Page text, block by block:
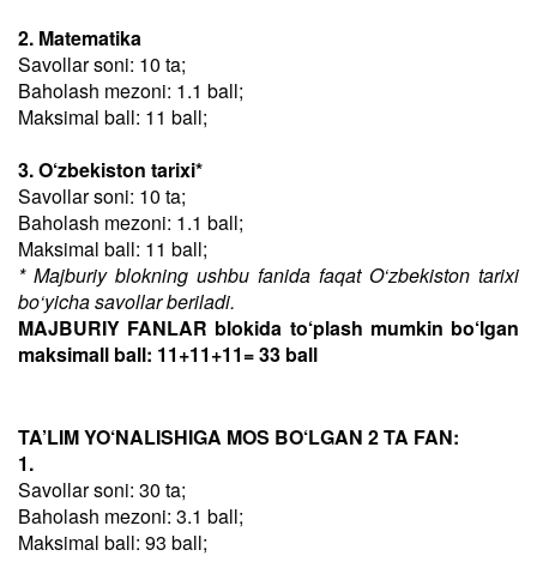
2. Matematika
Savollar soni: 10 ta;
Baholash mezoni: 1.1 ball;
Maksimal ball: 11 ball;
3. O‘zbekiston tarixi*
Savollar soni: 10 ta;
Baholash mezoni: 1.1 ball;
Maksimal ball: 11 ball;
* Majburiy blokning ushbu fanida faqat O‘zbekiston tarixi
bo‘yicha savollar beriladi.
MAJBURIY FANLAR blokida to‘plash mumkin bo‘lgan
maksimall ball: 11+11+11= 33 ball
TA’LIM YO‘NALISHIGA MOS BO‘LGAN 2 TA FAN:
1.
Savollar soni: 30 ta;
Baholash mezoni: 3.1 ball;
Maksimal ball: 93 ball;